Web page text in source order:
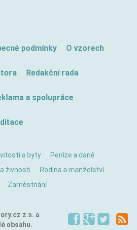
podmínky O vzorech
Redakční rada
a spolupráce
a byty
Peníze a daně
živnosti
Rodina a manželství
Zaměstnání
z.s. a
obsahu.